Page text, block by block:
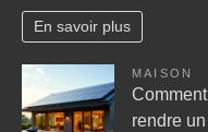
En savoir plus
MAISON
Comment
rendre un